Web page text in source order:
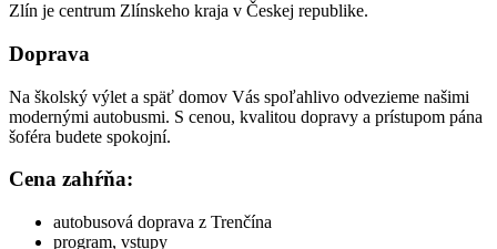
Zlín je centrum Zlínskeho kraja v Českej republike.
Doprava
Na školský výlet a späť domov Vás spoľahlivo odvezieme našimi
modernými autobusmi. S cenou, kvalitou dopravy a prístupom pána
šoféra budete spokojní.
Cena zahŕňa:
autobusová doprava z Trenčína
program, vstupy